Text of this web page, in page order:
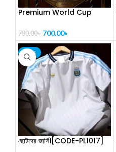
Premium World Cup
[CODE-PL1012]
780.00৳ 700.00৳
-27%
ছোটদের জার্সি।[CODE-PL1017]